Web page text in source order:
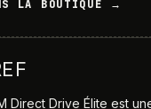
LA BOUTIQUE →
Direct Drive Élite est